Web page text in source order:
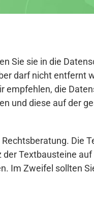
Sie sie in die
darf nicht entfernt
empfehlen, die
und diese auf der
Die
Textbausteine
Im Zweifel sollten